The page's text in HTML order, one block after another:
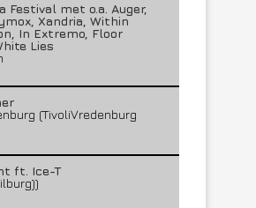
Festival met o.a. Auger,
Xandria, Within
In Extremo, Floor
Lies
(TivoliVredenburg
ft. Ice-T